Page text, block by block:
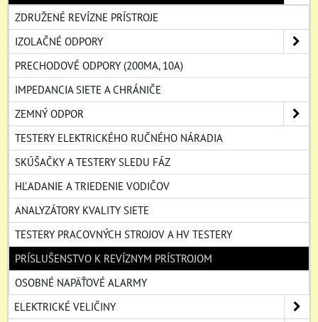
ZDRUŽENÉ REVÍZNE PRÍSTROJE
IZOLAČNÉ ODPORY
PRECHODOVÉ ODPORY (200MA, 10A)
IMPEDANCIA SIETE A CHRÁNIČE
ZEMNÝ ODPOR
TESTERY ELEKTRICKÉHO RUČNÉHO NÁRADIA
SKÚŠAČKY A TESTERY SLEDU FÁZ
HĽADANIE A TRIEDENIE VODIČOV
ANALYZÁTORY KVALITY SIETE
TESTERY PRACOVNÝCH STROJOV A HV TESTERY
PRÍSLUŠENSTVO K REVÍZNYM PRÍSTROJOM
OSOBNÉ NAPÄŤOVÉ ALARMY
ELEKTRICKÉ VELIČINY